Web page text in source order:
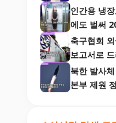
인간용 냉
에도 벌써
축구협회
보고서로
북한 발사
본부 제원